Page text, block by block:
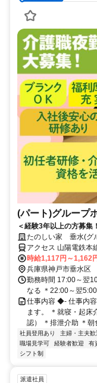
(パート)グループ
＜経験3年以上の方募
長く稼げる夜勤専従＞
んなあなたに最適なお
せんか？
たのしい家 垂水(グ
アクセス 山陽電鉄本
歩約14分、山陽電鉄
「垂水」駅から徒歩約
時給1,117円～1,162
兵庫県神戸市垂水区
勤務時間 17:00～翌
なる ＊22:00～翌
仕事内容 ◆- 仕事内
ます。 ＊就寝・起床
認） ＊排泄介助 ＊朝
社員登用あり 主婦・主夫歓
職場見学可
経験者歓迎 有
シフト制
派遣社員